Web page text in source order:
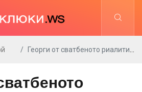
Георги от сватбеното риалити: С Гери приключихме на Свети Валентин!